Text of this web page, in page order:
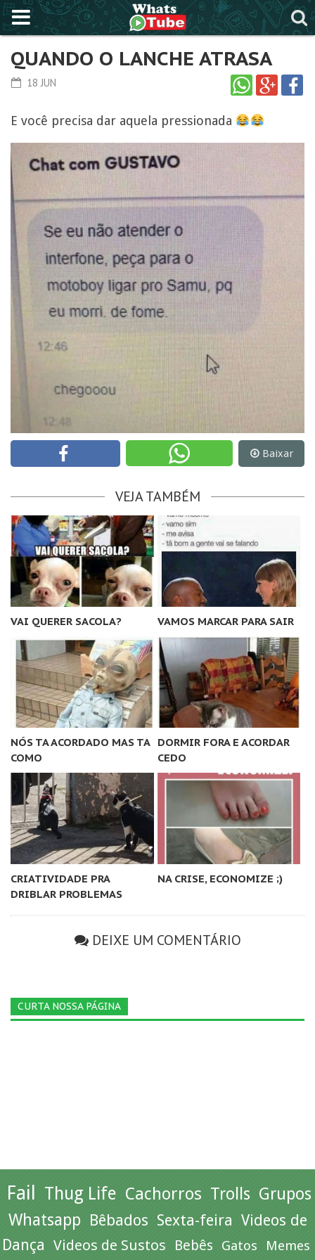
QUANDO O LANCHE ATRASA
18 JUN
E você precisa dar aquela pressionada
Baixar
VEJA TAMBÉM
VAI QUERER SACOLA? VAMOS MARCAR PARA SAIR
NÓS TA ACORDADO MAS TA
COMO
DORMIR FORA E ACORDAR
CEDO
CRIATIVIDADE PRA
DRIBLAR PROBLEMAS
NA CRISE, ECONOMIZE ;)
DEIXE UM COMENTÁRIO
CURTA NOSSA PÁGINA
Fail Thug Life Cachorros Trolls Grupos
Whatsapp Bêbados Sexta-feira Videos de
Dança Videos de Sustos Bebês Gatos Memes